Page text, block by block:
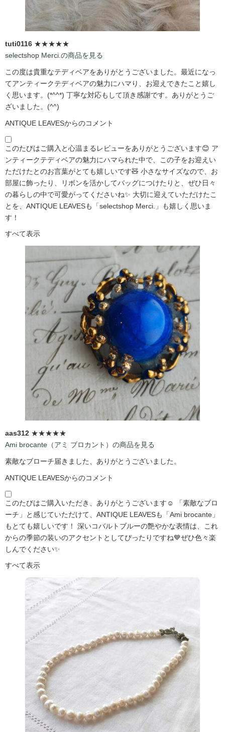
tuti0116 ★★★★★
selectshop Merci.の商品を見る
この度は貴重なテディベアをありがとうございました。最近になっ
てアンティークテディベアの魅力にハマり、お迎えできたこと嬉し
く思います。(*^^*) 丁寧な対応もして頂き感謝です。ありがとうご
ざいました。(^^)
ANTIQUE LEAVESからのコメント
このたびはご購入と心温まるレビューをありがとうございます😊 ア
ンティークテディベアの魅力にハマられた中で、この子をお迎えい
ただけたとのお言葉がとても嬉しいです🧸 小さなサイズなので、お
部屋に飾ったり、リボンを活かしてバッグにつけたりと、ぜひ日々
の暮らしの中で可愛がってくださいね✨ 大切に迎えていただけたこ
とを、ANTIQUE LEAVESも「selectshop Merci.」も嬉しく思いま
す！
すべて表示
aas312 ★★★★★
Ami brocante（アミ ブロカント）の商品を見る
素敵なブローチ届きました、ありがとうございました。
ANTIQUE LEAVESからのコメント
このたびはご購入いただき、ありがとうございます☺️ 「素敵なブロ
ーチ」と感じていただけて、ANTIQUE LEAVESも「Ami brocante」
もとても嬉しいです！ 深いコバルトブルーの艶やかな表情は、これ
からの季節の装いのアクセントとしてぴったりですね💙ぜひ色々楽
しんでください✨
すべて表示